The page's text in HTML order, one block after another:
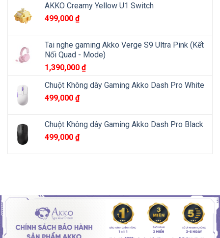
AKKO Creamy Yellow U1 Switch
499,000 ₫
Tai nghe gaming Akko Verge S9 Ultra Pink (Kết
Nối Quad - Mode)
1,390,000 ₫
Chuột Không dây Gaming Akko Dash Pro White
499,000 ₫
Chuột Không dây Gaming Akko Dash Pro Black
499,000 ₫